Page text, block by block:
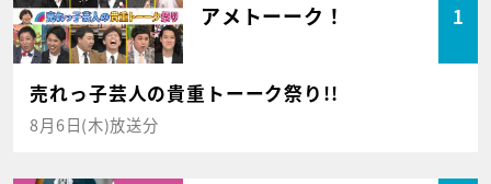
アメトーーク！ 1
売れっ子芸人の貴重トーーク祭り!!
8月6日(木)放送分